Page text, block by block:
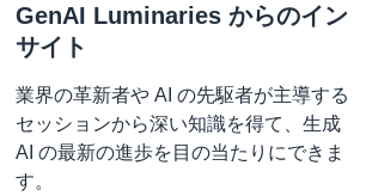
GenAI Luminaries からのイン
サイト
業界の革新者や AI の先駆者が主導する
セッションから深い知識を得て、生成
AI の最新の進歩を目の当たりにできま
す。